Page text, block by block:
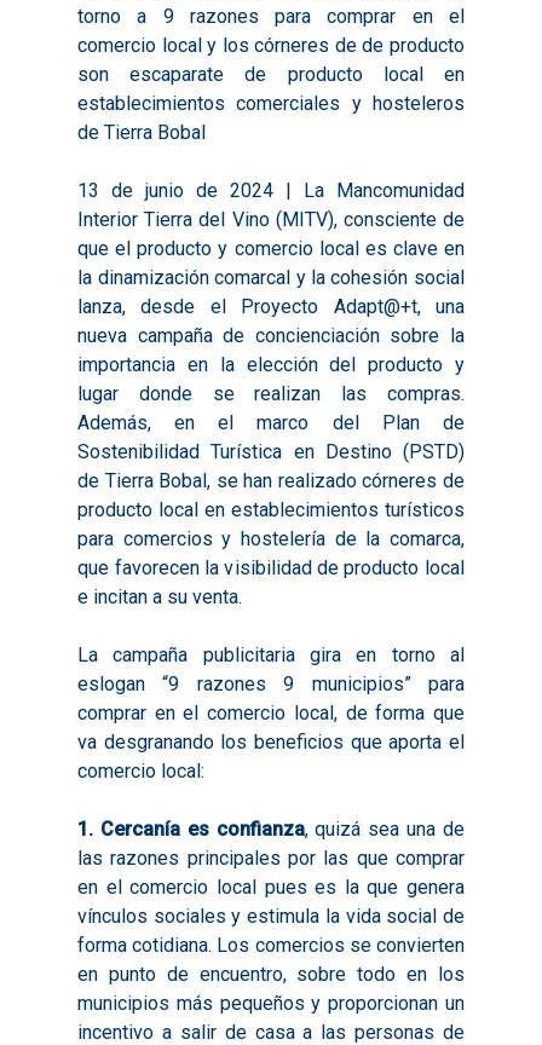
torno a 9 razones para comprar en el
comercio local y los córneres de de producto
son escaparate de producto local en
establecimientos comerciales y hosteleros
de Tierra Bobal
13 de junio de 2024 | La Mancomunidad
Interior Tierra del Vino (MITV), consciente de
que el producto y comercio local es clave en
la dinamización comarcal y la cohesión social
lanza, desde el Proyecto Adapt@+t, una
nueva campaña de concienciación sobre la
importancia en la elección del producto y
lugar donde se realizan las compras.
Además, en el marco del Plan de
Sostenibilidad Turística en Destino (PSTD)
de Tierra Bobal, se han realizado córneres de
producto local en establecimientos turísticos
para comercios y hostelería de la comarca,
que favorecen la visibilidad de producto local
e incitan a su venta.
La campaña publicitaria gira en torno al
eslogan “9 razones 9 municipios” para
comprar en el comercio local, de forma que
va desgranando los beneficios que aporta el
comercio local:
1. Cercanía es confianza, quizá sea una de
las razones principales por las que comprar
en el comercio local pues es la que genera
vínculos sociales y estimula la vida social de
forma cotidiana. Los comercios se convierten
en punto de encuentro, sobre todo en los
municipios más pequeños y proporcionan un
incentivo a salir de casa a las personas de